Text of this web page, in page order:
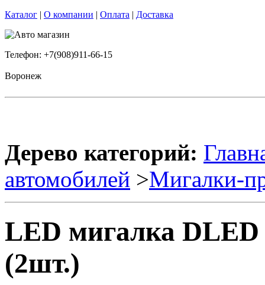
Каталог | О компании | Оплата | Доставка
Телефон: +7(908)911-66-15
Воронеж
Дерево категорий:
автомобилей >Мигалки-
LED мигалка
(2шт.)